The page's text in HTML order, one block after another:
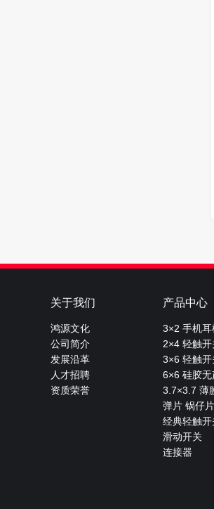
关于我们
鸿源文化
公司简介
发展沿革
人才招聘
资质荣誉
产品中心
3×2 手机耳
2×4 轻触开
3×6 轻触开
6×6 硅胶无
3.7×3.7 薄
弹片 锅仔片
经典轻触开
滑动开关
连接器